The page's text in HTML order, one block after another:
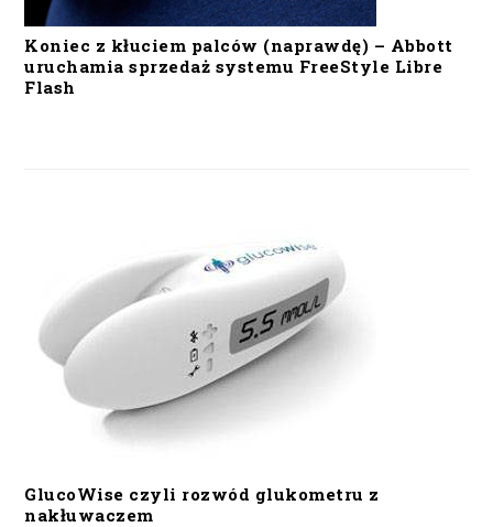
Koniec z kłuciem palców (naprawdę) – Abbott
uruchamia sprzedaż systemu FreeStyle Libre
Flash
GlucoWise czyli rozwód glukometru z
nakłuwaczem